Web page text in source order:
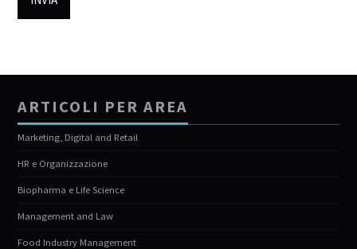
ARTICOLI PER AREA
Marketing, Digital and Retail
HR e Organizzazione
Biopharma e Life Science
Management and Law
Food Industry Management